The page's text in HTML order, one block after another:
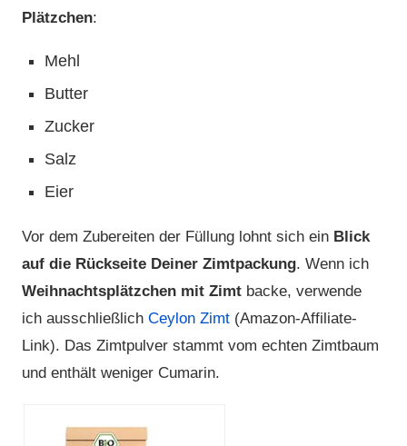
Plätzchen:
Mehl
Butter
Zucker
Salz
Eier
Vor dem Zubereiten der Füllung lohnt sich ein Blick
auf die Rückseite Deiner Zimtpackung. Wenn ich
Weihnachtsplätzchen mit Zimt backe, verwende
ich ausschließlich Ceylon Zimt (Amazon-Affiliate-
Link). Das Zimtpulver stammt vom echten Zimtbaum
und enthält weniger Cumarin.